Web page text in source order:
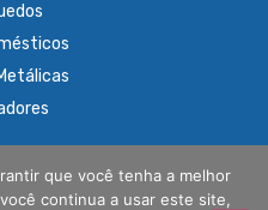
LTDA – CNPJ:
que você tenha a melhor
continua a usar este site,